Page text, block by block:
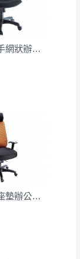
中背氣壓扶手網狀辦公椅-灰
高背獨立筒座墊辦公椅/後仰無段鎖定